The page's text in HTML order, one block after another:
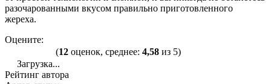
разочарованными вкусом правильно приготовленного
жереха.
Оцените:
(12 оценок, среднее: 4,58 из 5)
Загрузка...
Рейтинг автора